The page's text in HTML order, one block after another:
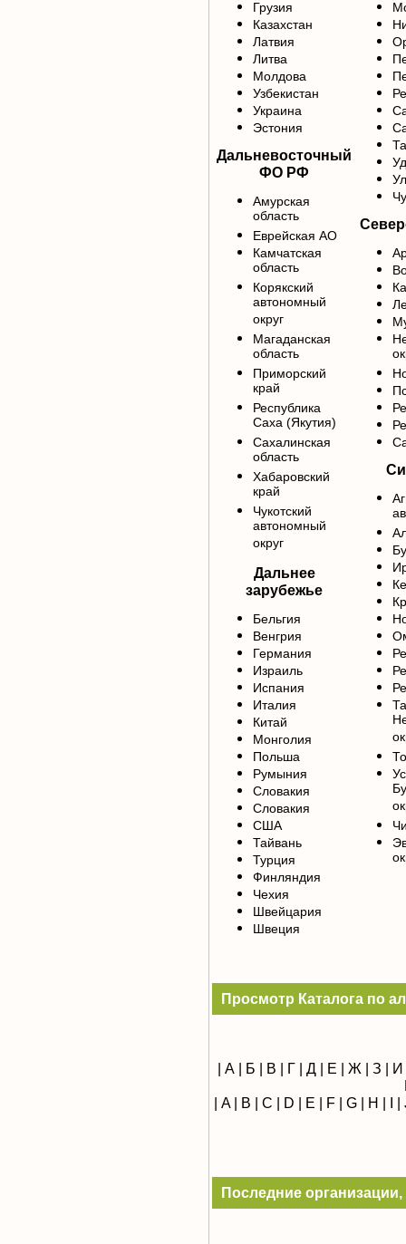
Грузия
Казахстан
Латвия
Литва
Молдова
Узбекистан
Украина
Эстония
Дальневосточный
ФО РФ
Амурская
область
Еврейская АО
Камчатская
область
Корякский
автономный
округ
Магаданская
область
Приморский
край
Республика
Саха (Якутия)
Сахалинская
область
Хабаровский
край
Чукотский
автономный
округ
Дальнее
зарубежье
Бельгия
Венгрия
Германия
Израиль
Испания
Италия
Китай
Монголия
Польша
Румыния
Словакия
Словакия
США
Тайвань
Турция
Финляндия
Чехия
Швейцария
Швеция
Просмотр Каталога по
| А| Б | В | Г| Д| Е | Ж | З | И
| A| B | C | D | E | F| G| H | I |
Последние